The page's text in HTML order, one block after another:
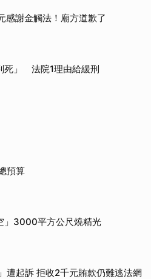
謝金觸法！廟方道歉了
死」 法院1理由給緩刑
預算
」3000平方公尺燒精光
遭起訴 拒收2千元賄款仍難逃法網